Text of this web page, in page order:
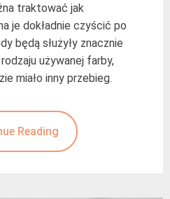
traktować jak
je dokładnie czyścić po
będą służyły znacznie
używanej farby,
miało inny przebieg.
Reading